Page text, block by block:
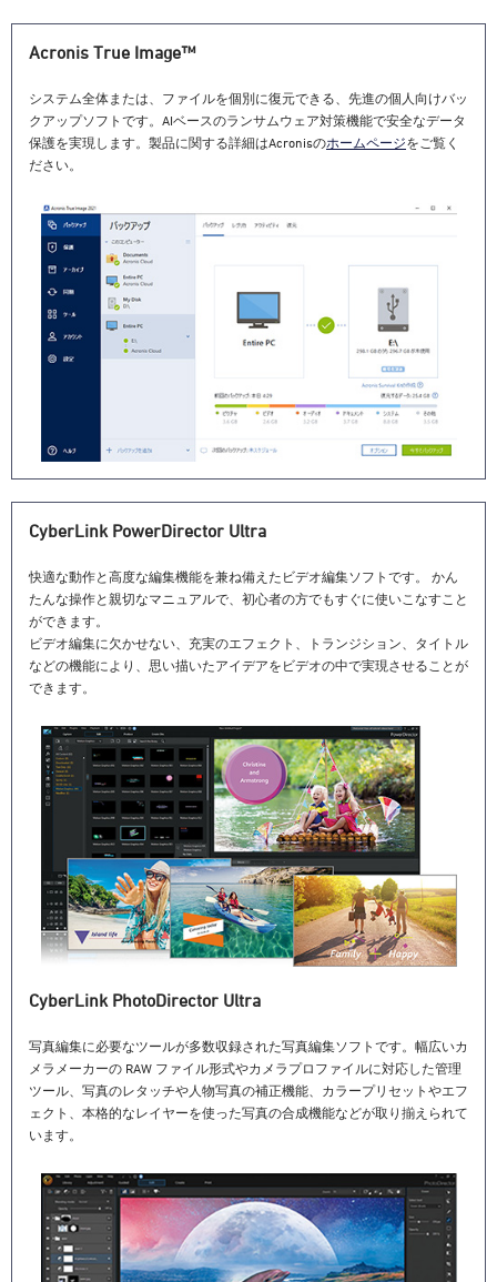
Acronis True Image™
システム全体または、ファイルを個別に復元できる、先進の個人向けバッ
クアップソフトです。AIベースのランサムウェア対策機能で安全なデータ
保護を実現します。製品に関する詳細はAcronisのホームページをご覧く
ださい。
CyberLink PowerDirector Ultra
快適な動作と高度な編集機能を兼ね備えたビデオ編集ソフトです。 かん
たんな操作と親切なマニュアルで、初心者の方でもすぐに使いこなすこと
ができます。
ビデオ編集に欠かせない、充実のエフェクト、トランジション、タイトル
などの機能により、思い描いたアイデアをビデオの中で実現させることが
できます。
CyberLink PhotoDirector Ultra
写真編集に必要なツールが多数収録された写真編集ソフトです。幅広いカ
メラメーカーの RAW ファイル形式やカメラプロファイルに対応した管理
ツール、写真のレタッチや人物写真の補正機能、カラープリセットやエフ
ェクト、本格的なレイヤーを使った写真の合成機能などが取り揃えられて
います。